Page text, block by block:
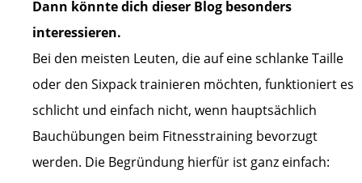
Dann könnte dich dieser Blog besonders
interessieren.
Bei den meisten Leuten, die auf eine schlanke Taille
oder den Sixpack trainieren möchten, funktioniert es
schlicht und einfach nicht, wenn hauptsächlich
Bauchübungen beim Fitnesstraining bevorzugt
werden. Die Begründung hierfür ist ganz einfach: